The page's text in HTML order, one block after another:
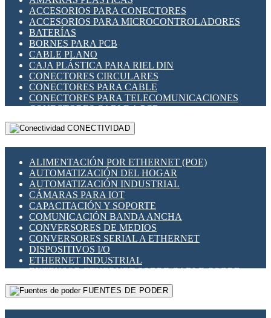
INDICADORES PARA PANEL
INTERFACES DE RELÉ
INTERRUPTORES FIN DE CARRERA
LLAVES CONMUTADORAS
MEDIDORES DE ENERGÍA Y TC'S DE CORRIENTE
MOTORES PASO A PASO
PANTALLAS HMI
PLC -CONTROLADORES LÓGICO PROGRAMABLES
PROGRAMADORES DE HORARIO
RELÉS DE PROTECCIÓN
SENSORES CAPACITIVOS
SENSORES INDUCTIVOS
TEMPORIZADORES
VARIACS
VARIADORES DE FRECUENCIA [VDF]
SECCIONADORES - INTERRUPTORES
MAQUINARIA
ACCESORIOS PARA CONECTORES
ACCESORIOS PARA MICROCONTROLADORES
BATERÍAS
BORNES PARA PCB
CABLE PLANO
CAJA PLÁSTICA PARA RIEL DIN
CONECTORES CIRCULARES
CONECTORES PARA CABLE
CONECTORES PARA TELECOMUNICACIONES
CONECTORES CABLE A PCB
CONECTORES PCB A CABLE
DIP SWITCHES
HERRAMIENTAS VARIAS
ILUMINACIÓN LED
INTERRUPTORES REED
INTERFACES DE RELÉ
OTROS RELÉS
PROTECCIÓN TÉRMICA
RELÉS AUTOMOTRICES
RELÉS DE SEÑAL
RELÉS DE ESTADO SÓLIDO SSR
RELÉS INDUSTRIALES
RELÉS MINIATURA DE POTENCIA
SENSORES MAGNÉTICOS
CONECTIVIDAD
ALIMENTACIÓN POR ETHERNET (POE)
AUTOMATIZACIÓN DEL HOGAR
AUTOMATIZACIÓN INDUSTRIAL
CÁMARAS PARA IOT
CAPACITACIÓN Y SOPORTE
COMUNICACIÓN BANDA ANCHA
CONVERSORES DE MEDIOS
CONVERSORES SERIAL A ETHERNET
DISPOSITIVOS I/O
ETHERNET INDUSTRIAL
EXTENSOR ETHERNET SOBRE CABLE COBRE
GATEWAY LORAWAN
GESTIÓN DE REDESFUENTES DE PODER